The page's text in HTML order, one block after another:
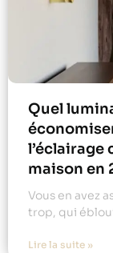
Quel
maison en
Vous en avez
trop, qui
Lire la suite »